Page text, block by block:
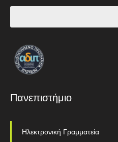
Πανεπιστήμιο
Ηλεκτρονική Γραμματεία